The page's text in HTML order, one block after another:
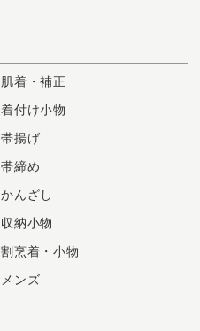
肌着・補正
着付け小物
帯揚げ
帯締め
かんざし
収納小物
割烹着・小物
メンズ